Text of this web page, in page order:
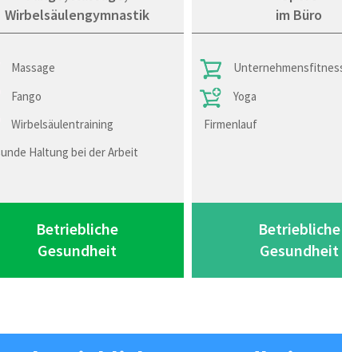
Wirbelsäulengymnastik
Massage
Fango
Wirbelsäulentraining
Haltung bei der Arbeit
Betriebliche
Gesundheit
im Büro
Yoga
Firmenlauf
Betriebliche
Gesundheit